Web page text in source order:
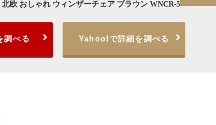
欧 おしゃれ ウィンザーチェア ブラウン WNCR-5
調べる Yahoo!で詳細を調べる